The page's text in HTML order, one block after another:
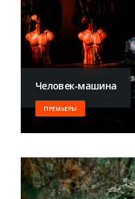
Человек-машина
ПРЕМЬЕРЫ